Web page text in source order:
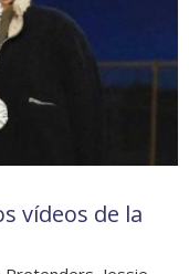
vídeos de la